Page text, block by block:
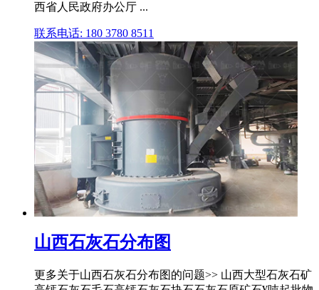
西省人民政府办公厅 ...
联系电话: 180 3780 8511
山西石灰石分布图
更多关于山西石灰石分布图的问题>> 山西大型石灰石矿